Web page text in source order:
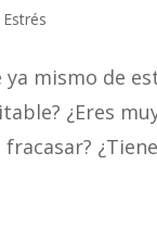
Estrés
ya mismo de
¿Eres